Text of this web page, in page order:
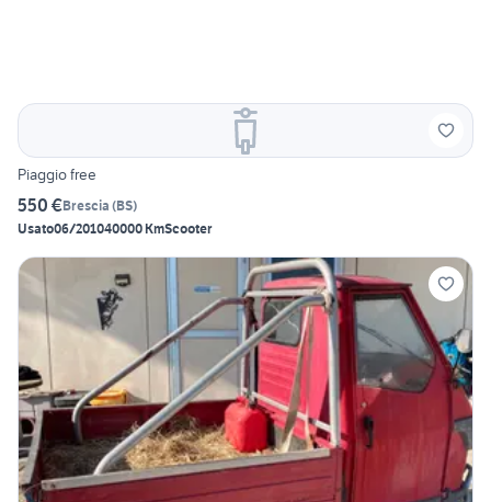
Piaggio free
550 €Brescia (BS)
Usato06/201040000 KmScooter